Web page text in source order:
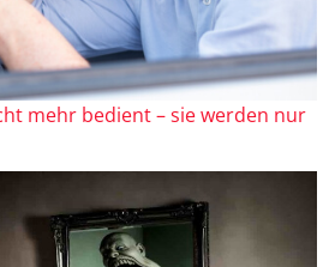
mehr bedient – sie werden nur